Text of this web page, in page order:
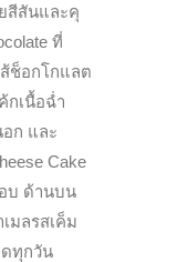
สีสันและคุ
ที่
ช็อกโกแลต
กเนื้อฉ่ำ
ก และ
Cake
บ ด้านบน
มลรสเค็ม
ทุกวัน